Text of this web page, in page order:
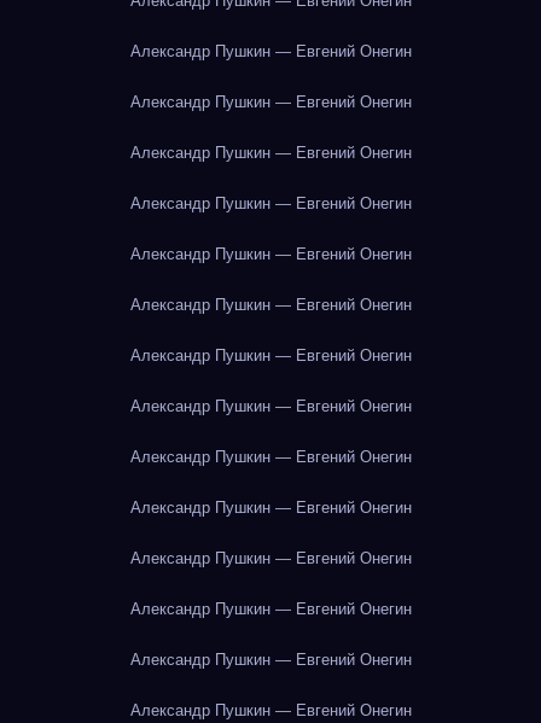
Александр Пушкин — Евгений Онегин
Александр Пушкин — Евгений Онегин
Александр Пушкин — Евгений Онегин
Александр Пушкин — Евгений Онегин
Александр Пушкин — Евгений Онегин
Александр Пушкин — Евгений Онегин
Александр Пушкин — Евгений Онегин
Александр Пушкин — Евгений Онегин
Александр Пушкин — Евгений Онегин
Александр Пушкин — Евгений Онегин
Александр Пушкин — Евгений Онегин
Александр Пушкин — Евгений Онегин
Александр Пушкин — Евгений Онегин
Александр Пушкин — Евгений Онегин